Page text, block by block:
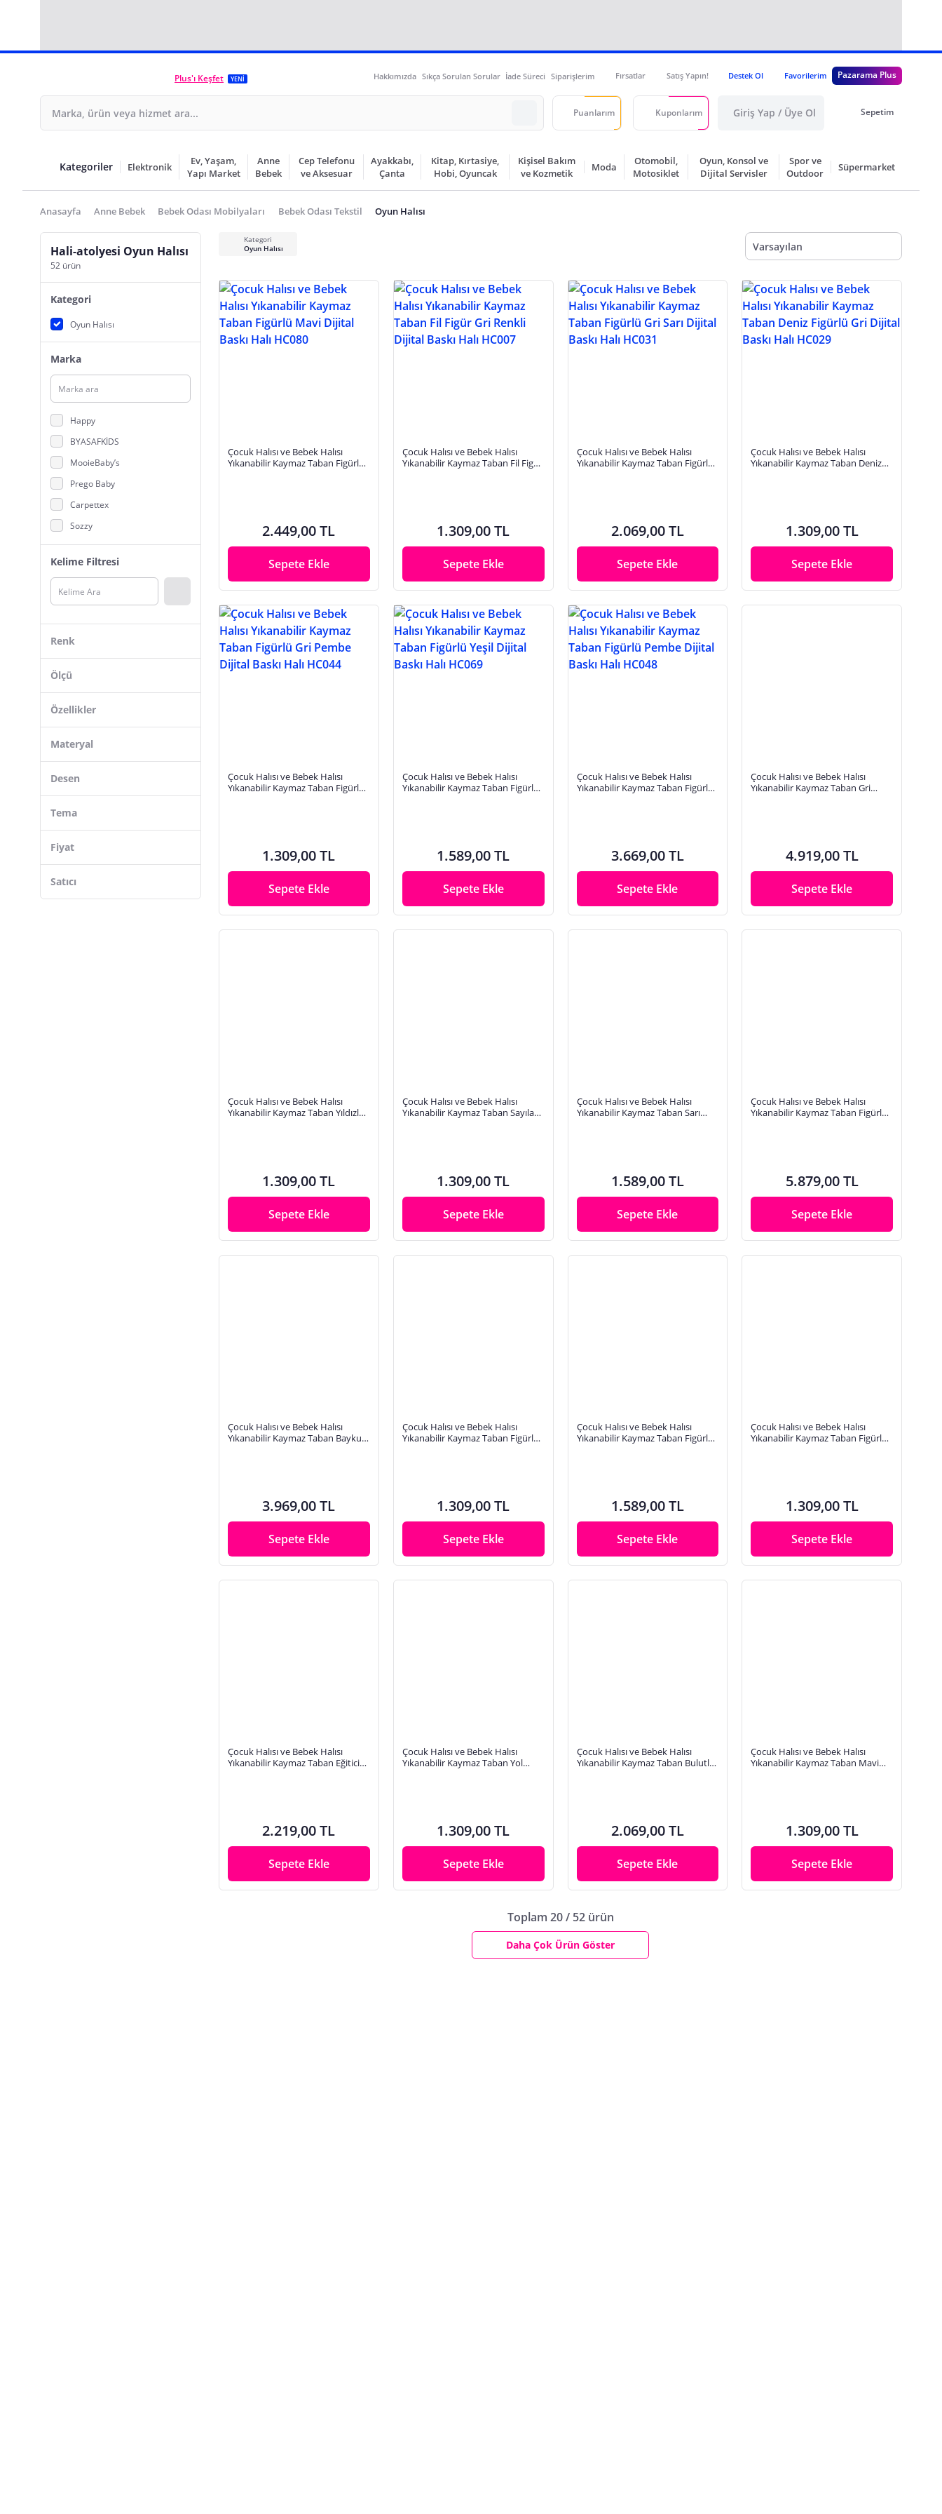
Plus'ı Keşfet YENİ Hakkımızda Sıkça Sorulan Sorular İade Süreci Siparişlerim Fırsatlar Satış Yapın! Destek Ol Favorilerim Pazarama Plus
Puanlarım Kuponlarım Giriş Yap / Üye Ol Sepetim
Kategoriler Elektronik
Ev, Yaşam,
Yapı Market
Anne
Bebek
Cep Telefonu
ve Aksesuar
Ayakkabı,
Çanta
Kitap, Kırtasiye,
Hobi, Oyuncak
Kişisel Bakım
ve Kozmetik
Moda
Otomobil,
Motosiklet
Oyun, Konsol ve
Dijital Servisler
Spor ve
Outdoor
Süpermarket
Anasayfa Anne Bebek Bebek Odası Mobilyaları Bebek Odası Tekstil Oyun Halısı
Hali-atolyesi Oyun Halısı
52 ürün
Kategori
Oyun Halısı
Marka
Happy
BYASAFKİDS
MooieBaby’s
Prego Baby
Carpettex
Sozzy
Fibril
Fisher-Price
PUREZA
Bebebao
Ingenuity
Oyun Terapi Market
Sevi Bebe
Eko Halı
Odeon Halı
Kelime Filtresi
Renk
Ölçü
Özellikler
Materyal
Desen
Tema
Fiyat
Satıcı
Kategori
Oyun Halısı
Varsayılan
Çocuk Halısı ve Bebek Halısı
Yıkanabilir Kaymaz Taban Figürlü
2.449,00 TL
Sepete Ekle
Çocuk Halısı ve Bebek Halısı
Yıkanabilir Kaymaz Taban Fil Figür
1.309,00 TL
Sepete Ekle
Çocuk Halısı ve Bebek Halısı
Yıkanabilir Kaymaz Taban Figürlü
2.069,00 TL
Sepete Ekle
Çocuk Halısı ve Bebek Halısı
Yıkanabilir Kaymaz Taban Deniz
1.309,00 TL
Sepete Ekle
Çocuk Halısı ve Bebek Halısı
Yıkanabilir Kaymaz Taban Figürlü
1.309,00 TL
Sepete Ekle
Çocuk Halısı ve Bebek Halısı
Yıkanabilir Kaymaz Taban Figürlü
1.589,00 TL
Sepete Ekle
Çocuk Halısı ve Bebek Halısı
Yıkanabilir Kaymaz Taban Figürlü
3.669,00 TL
Sepete Ekle
Çocuk Halısı ve Bebek Halısı
Yıkanabilir Kaymaz Taban Gri
4.919,00 TL
Sepete Ekle
Çocuk Halısı ve Bebek Halısı
Yıkanabilir Kaymaz Taban Yıldızlar
1.309,00 TL
Sepete Ekle
Çocuk Halısı ve Bebek Halısı
Yıkanabilir Kaymaz Taban Sayılar
1.309,00 TL
Sepete Ekle
Çocuk Halısı ve Bebek Halısı
Yıkanabilir Kaymaz Taban Sarı
1.589,00 TL
Sepete Ekle
Çocuk Halısı ve Bebek Halısı
Yıkanabilir Kaymaz Taban Figürlü
5.879,00 TL
Sepete Ekle
Çocuk Halısı ve Bebek Halısı
Yıkanabilir Kaymaz Taban Baykuş
3.969,00 TL
Sepete Ekle
Çocuk Halısı ve Bebek Halısı
Yıkanabilir Kaymaz Taban Figürlü
1.309,00 TL
Sepete Ekle
Çocuk Halısı ve Bebek Halısı
Yıkanabilir Kaymaz Taban Figürlü
1.589,00 TL
Sepete Ekle
Çocuk Halısı ve Bebek Halısı
Yıkanabilir Kaymaz Taban Figürlü
1.309,00 TL
Sepete Ekle
Çocuk Halısı ve Bebek Halısı
Yıkanabilir Kaymaz Taban Eğitici
2.219,00 TL
Sepete Ekle
Çocuk Halısı ve Bebek Halısı
Yıkanabilir Kaymaz Taban Yol
1.309,00 TL
Sepete Ekle
Çocuk Halısı ve Bebek Halısı
Yıkanabilir Kaymaz Taban Bulutlar
2.069,00 TL
Sepete Ekle
Çocuk Halısı ve Bebek Halısı
Yıkanabilir Kaymaz Taban Mavi
1.309,00 TL
Sepete Ekle
Toplam 20 / 52 ürün
Daha Çok Ürün Göster